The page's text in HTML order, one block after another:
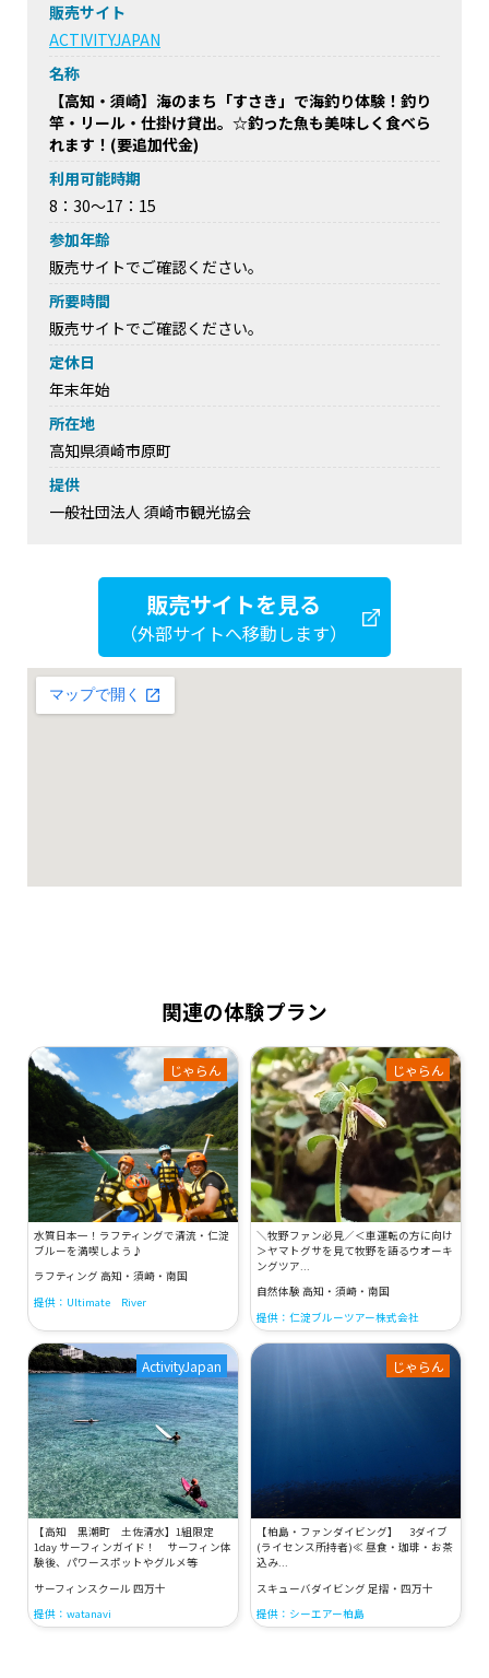
販売サイト
ACTIVITYJAPAN
名称
【高知・須崎】海のまち「すさき」で海釣り体験！釣り
竿・リール・仕掛け貸出。☆釣った魚も美味しく食べら
れます！(要追加代金)
利用可能時期
8：30～17：15
参加年齢
販売サイトでご確認ください。
所要時間
販売サイトでご確認ください。
定休日
年末年始
所在地
高知県須崎市原町
提供
一般社団法人 須崎市観光協会
販売サイトを見る
（外部サイトへ移動します）
関連の体験プラン
水質日本一！ラフティングで清流・仁淀
ブルーを満喫しよう♪
ラフティング 高知・須崎・南国
提供：Ultimate River
じゃらん
＼牧野ファン必見／＜車運転の方に向け
＞ヤマトグサを見て牧野を語るウオーキ
ングツア...
自然体験 高知・須崎・南国
提供：仁淀ブルーツアー株式会社
じゃらん
【高知 黒潮町 土佐清水】1組限定
1day サーフィンガイド！ サーフィン体
験後、パワースポットやグルメ等
サーフィンスクール 四万十
提供：watanavi
ActivityJapan
【柏島・ファンダイビング】 3ダイブ
(ライセンス所持者)≪ 昼食・珈琲・お茶
込み...
スキューバダイビング 足摺・四万十
提供：シーエアー柏島
じゃらん